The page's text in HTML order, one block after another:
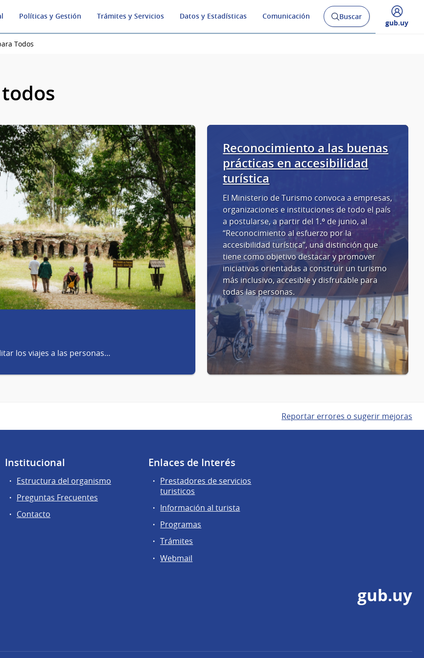
Políticas y Gestión Trámites y Servicios Datos y Estadísticas Comunicación
Abrir
buscador
Buscar
Desplegar
gub.uy
Todos
los viajes a las personas…
Reconocimiento a las buenas
prácticas en accesibilidad
turística
El Ministerio de Turismo convoca a empresas,
organizaciones e instituciones de todo el país
a postularse, a partir del 1.º de junio, al
“Reconocimiento al esfuerzo por la
accesibilidad turística”, una distinción que
tiene como objetivo destacar y promover
iniciativas orientadas a construir un turismo
más inclusivo, accesible y disfrutable para
todas las personas.
Reportar errores o sugerir mejoras
Institucional
Estructura del organismo
Preguntas Frecuentes
Contacto
Enlaces de Interés
Prestadores de servicios
turisticos
Información al turista
Programas
Trámites
Webmail
gub.uy